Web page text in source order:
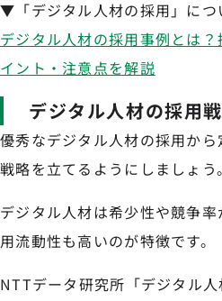
▼「デジタル人材の採用」につ
デジタル人材の採用事例とは
イント・注意点を解説
デジタル人材の採用
優秀なデジタル人材の採用か
戦略を立てるようにしましょう。
デジタル人材は希少性や競争
用流動性も高いのが特徴です。
NTTデータ研究所「デジタル